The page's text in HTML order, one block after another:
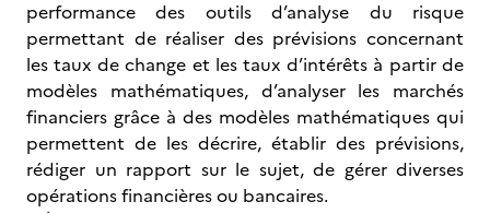
performance des outils d’analyse du risque
permettant de réaliser des prévisions concernant
les taux de change et les taux d’intérêts à partir de
modèles mathématiques, d’analyser les marchés
financiers grâce à des modèles mathématiques qui
permettent de les décrire, établir des prévisions,
rédiger un rapport sur le sujet, de gérer diverses
opérations financières ou bancaires.